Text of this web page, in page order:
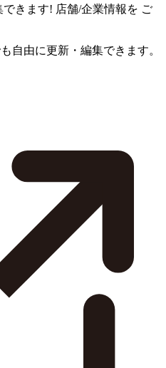
できます! 店舗/企業情報を ご
自由に更新・編集できます。